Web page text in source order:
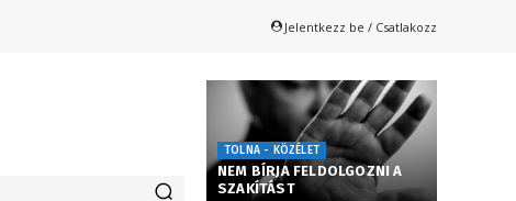
Jelentkezz be / Csatlakozz
TOLNA - KÖZÉLET
NEM BÍRJA FELDOLGOZNI A
SZAKÍTÁST